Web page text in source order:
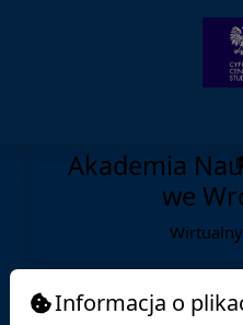
Akademia
we
Informacja o